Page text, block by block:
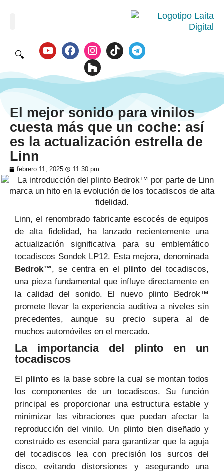
🔍
El mejor sonido para vinilos
cuesta más que un coche: así
es la actualización estrella de
Linn
febrero 11, 2025 11:30 pm
Linn, el renombrado fabricante escocés de equipos
de alta fidelidad, ha lanzado recientemente una
actualización significativa para su emblemático
tocadiscos Sondek LP12. Esta mejora, denominada
Bedrok™, se centra en el plinto del tocadiscos,
una pieza fundamental que influye directamente en
la calidad del sonido. El nuevo plinto Bedrok™
promete llevar la experiencia auditiva a niveles sin
precedentes, aunque su precio supera al de
muchos automóviles en el mercado.
La importancia del plinto en un
tocadiscos
El plinto es la base sobre la cual se montan todos
los componentes de un tocadiscos. Su función
principal es proporcionar una estructura estable y
minimizar las vibraciones que puedan afectar la
reproducción del vinilo. Un plinto bien diseñado y
construido es esencial para garantizar que la aguja
del tocadiscos lea con precisión los surcos del
disco, evitando distorsiones y asegurando una